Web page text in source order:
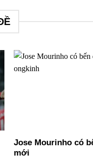
Jose Mourinho có
mới